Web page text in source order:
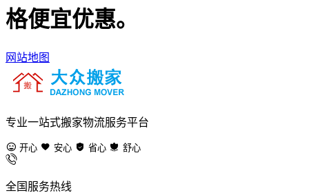
格便宜优惠。
网站地图
专业一站式搬家物流服务平台
开心 安心 省心 舒心
全国服务热线